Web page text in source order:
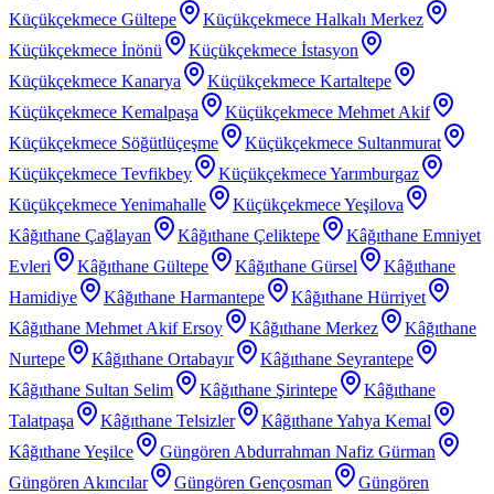
Küçükçekmece Gültepe
Küçükçekmece Halkalı Merkez
Küçükçekmece İnönü
Küçükçekmece İstasyon
Küçükçekmece Kanarya
Küçükçekmece Kartaltepe
Küçükçekmece Kemalpaşa
Küçükçekmece Mehmet Akif
Küçükçekmece Söğütlüçeşme
Küçükçekmece Sultanmurat
Küçükçekmece Tevfikbey
Küçükçekmece Yarımburgaz
Küçükçekmece Yenimahalle
Küçükçekmece Yeşilova
Kâğıthane Çağlayan
Kâğıthane Çeliktepe
Kâğıthane Emniyet
Evleri
Kâğıthane Gültepe Kâğıthane Gürsel
Kâğıthane
Hamidiye
Kâğıthane Harmantepe
Kâğıthane Hürriyet
Kâğıthane Mehmet Akif Ersoy
Kâğıthane Merkez
Kâğıthane
Nurtepe
Kâğıthane Ortabayır
Kâğıthane Seyrantepe
Kâğıthane Sultan Selim
Kâğıthane Şirintepe
Kâğıthane
Talatpaşa
Kâğıthane Telsizler
Kâğıthane Yahya Kemal
Kâğıthane Yeşilce
Güngören Abdurrahman Nafiz Gürman
Güngören Akıncılar
Güngören Gençosman
Güngören